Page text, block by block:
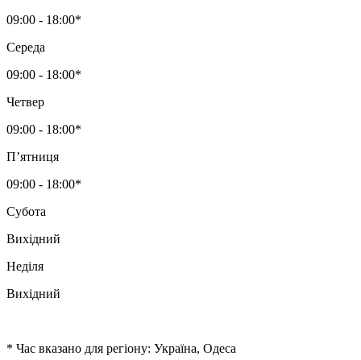
09:00 - 18:00*
Середа
09:00 - 18:00*
Четвер
09:00 - 18:00*
Пʼятниця
09:00 - 18:00*
Субота
Вихідний
Неділя
Вихідний
* Час вказано для регіону: Україна, Одеса